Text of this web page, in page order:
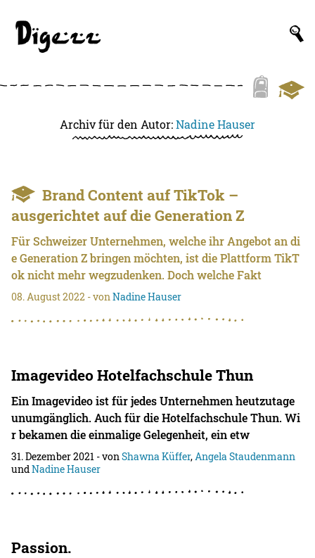
Archiv für den Autor:Nadine Hauser
Brand Content auf TikTok –
ausgerichtet auf die Generation Z
Für Schweizer Unternehmen, welche ihr Angebot an di
e Generation Z bringen möchten, ist die Plattform TikT
ok nicht mehr wegzudenken. Doch welche Fakt
08. August 2022 - vonNadine Hauser
Imagevideo Hotelfachschule Thun
Ein Imagevideo ist für jedes Unternehmen heutzutage
unumgänglich. Auch für die Hotelfachschule Thun. Wi
r bekamen die einmalige Gelegenheit, ein etw
31. Dezember 2021 - vonShawna Küffer,Angela Staudenmann
undNadine Hauser
Passion.